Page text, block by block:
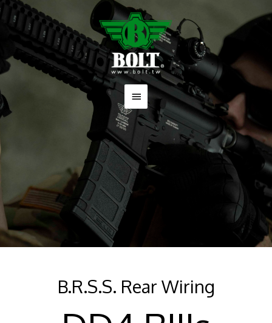
跳
內
容
主
要
選
單
B.R.S.S. Rear Wiring